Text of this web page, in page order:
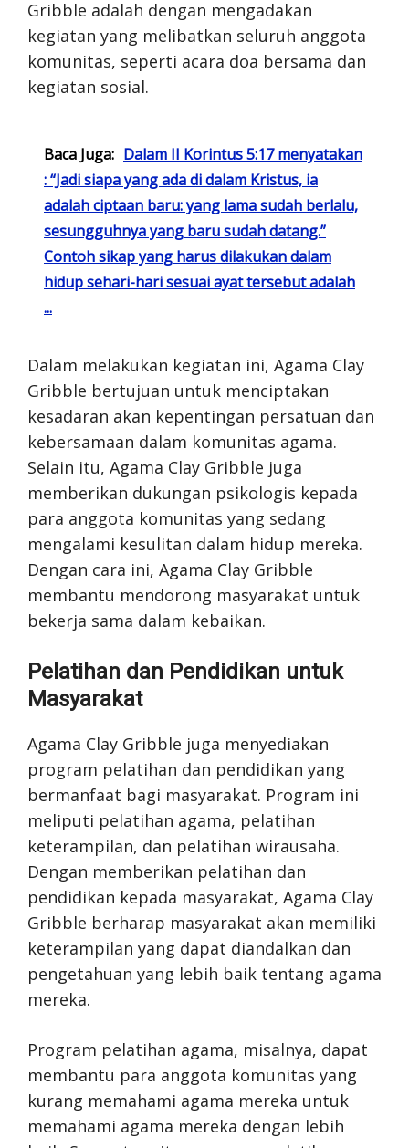
Gribble adalah dengan mengadakan
kegiatan yang melibatkan seluruh anggota
komunitas, seperti acara doa bersama dan
kegiatan sosial.
Baca Juga: Dalam II Korintus 5:17 menyatakan
: “Jadi siapa yang ada di dalam Kristus, ia
adalah ciptaan baru: yang lama sudah berlalu,
sesungguhnya yang baru sudah datang.”
Contoh sikap yang harus dilakukan dalam
hidup sehari-hari sesuai ayat tersebut adalah
...
Dalam melakukan kegiatan ini, Agama Clay
Gribble bertujuan untuk menciptakan
kesadaran akan kepentingan persatuan dan
kebersamaan dalam komunitas agama.
Selain itu, Agama Clay Gribble juga
memberikan dukungan psikologis kepada
para anggota komunitas yang sedang
mengalami kesulitan dalam hidup mereka.
Dengan cara ini, Agama Clay Gribble
membantu mendorong masyarakat untuk
bekerja sama dalam kebaikan.
Pelatihan dan Pendidikan untuk
Masyarakat
Agama Clay Gribble juga menyediakan
program pelatihan dan pendidikan yang
bermanfaat bagi masyarakat. Program ini
meliputi pelatihan agama, pelatihan
keterampilan, dan pelatihan wirausaha.
Dengan memberikan pelatihan dan
pendidikan kepada masyarakat, Agama Clay
Gribble berharap masyarakat akan memiliki
keterampilan yang dapat diandalkan dan
pengetahuan yang lebih baik tentang agama
mereka.
Program pelatihan agama, misalnya, dapat
membantu para anggota komunitas yang
kurang memahami agama mereka untuk
memahami agama mereka dengan lebih